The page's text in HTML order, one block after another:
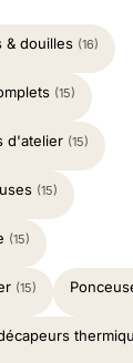
& douilles (16)
(15)
d'atelier (15)
(15)
(15)
(15)